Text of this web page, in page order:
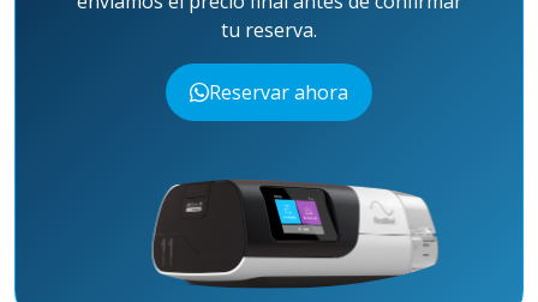
tu reserva.
Reservar ahora